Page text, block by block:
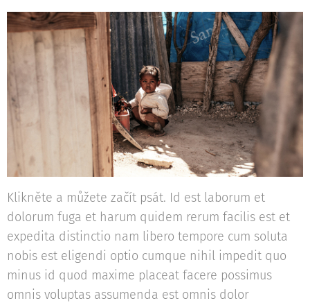
Klikněte a můžete začít psát. Id est laborum et
dolorum fuga et harum quidem rerum facilis est et
expedita distinctio nam libero tempore cum soluta
nobis est eligendi optio cumque nihil impedit quo
minus id quod maxime placeat facere possimus
omnis voluptas assumenda est omnis dolor